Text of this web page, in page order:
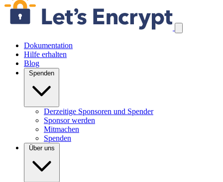
Dokumentation
Hilfe erhalten
Blog
Spenden
Derzeitige Sponsoren und Spender
Sponsor werden
Mitmachen
Spenden
Über uns